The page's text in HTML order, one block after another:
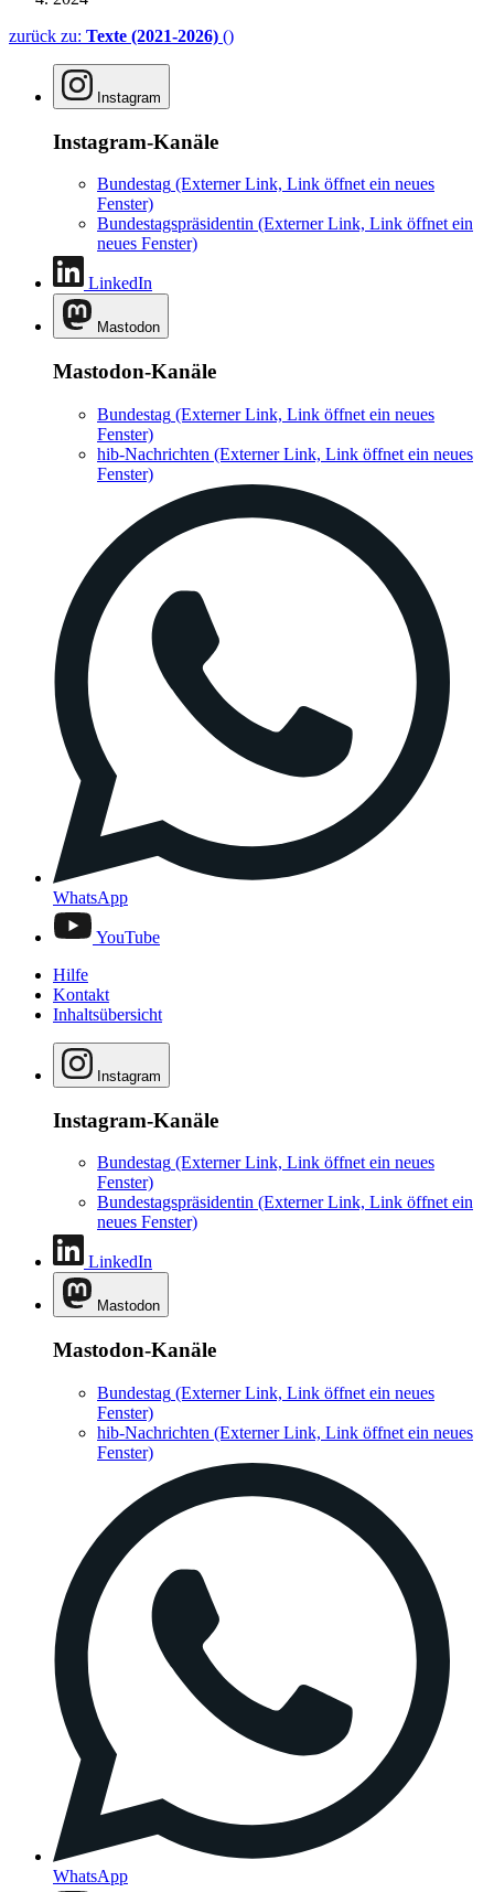
zurück zu: Texte (2021-2026) ()
Instagram
Instagram-Kanäle
Bundestag (Externer Link, Link öffnet ein neues
Fenster)
Bundestagspräsidentin (Externer Link, Link öffnet ein
neues Fenster)
LinkedIn
Mastodon
Mastodon-Kanäle
Bundestag (Externer Link, Link öffnet ein neues
Fenster)
hib-Nachrichten (Externer Link, Link öffnet ein neues
Fenster)
WhatsApp
YouTube
Hilfe
Kontakt
Inhaltsübersicht
Instagram
Instagram-Kanäle
Bundestag (Externer Link, Link öffnet ein neues
Fenster)
Bundestagspräsidentin (Externer Link, Link öffnet ein
neues Fenster)
LinkedIn
Mastodon
Mastodon-Kanäle
Bundestag (Externer Link, Link öffnet ein neues
Fenster)
hib-Nachrichten (Externer Link, Link öffnet ein neues
Fenster)
WhatsApp